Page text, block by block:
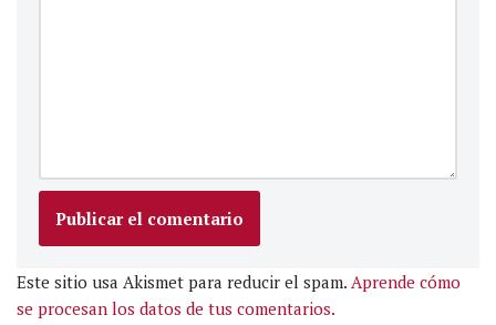
Este sitio usa Akismet para reducir el spam. Aprende cómo
se procesan los datos de tus comentarios.